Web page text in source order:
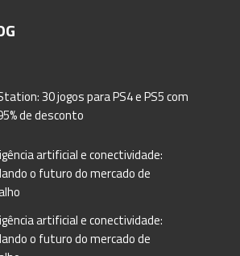
30 jogos para PS4 e PS5 com
de desconto
artificial e conectividade:
o futuro do mercado de
artificial e conectividade:
o futuro do mercado de